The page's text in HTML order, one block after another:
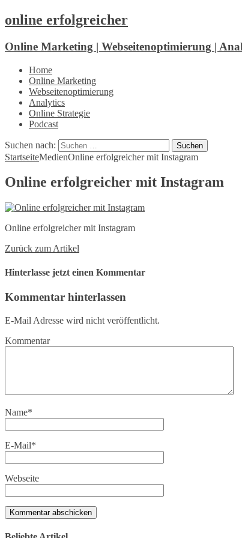
online erfolgreicher
Online Marketing | Webseitenoptimierung |
Home
Online Marketing
Webseitenoptimierung
Analytics
Online Strategie
Podcast
Suchen nach:
StartseiteMedienOnline erfolgreicher mit Instagram
Online erfolgreicher mit Instagram
Online erfolgreicher mit Instagram
Zurück zum Artikel
Hinterlasse jetzt einen Kommentar
Kommentar hinterlassen
E-Mail Adresse wird nicht veröffentlicht.
Kommentar
Name*
E-Mail*
Webseite